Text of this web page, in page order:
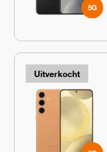
Uitverkocht